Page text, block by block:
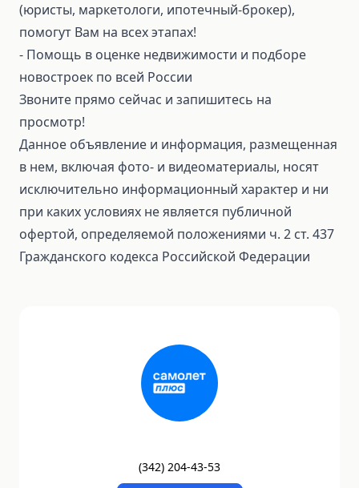
(юристы, маркетологи, ипотечный-брокер),
помогут Вам на всех этапах!
⁃ Помощь в оценке недвижимости и подборе
новостроек по всей России
Звоните прямо сейчас и запишитесь на
просмотр!
Данное объявление и информация, размещенная
в нем, включая фото- и видеоматериалы, носят
исключительно информационный характер и ни
при каких условиях не является публичной
офертой, определяемой положениями ч. 2 ст. 437
Гражданского кодекса Российской Федерации
(342) 204-43-53